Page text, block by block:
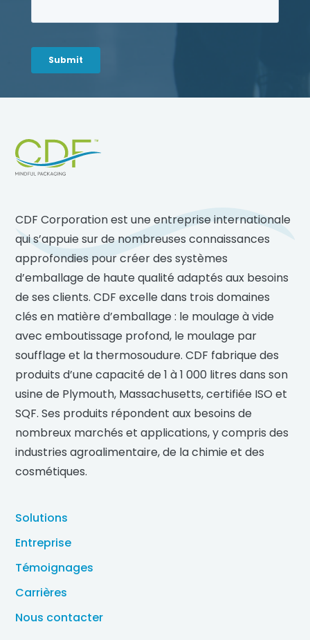
Footer
CDF Corporation est une entreprise internationale
qui s’appuie sur de nombreuses connaissances
approfondies pour créer des systèmes
d’emballage de haute qualité adaptés aux besoins
de ses clients. CDF excelle dans trois domaines
clés en matière d’emballage : le moulage à vide
avec emboutissage profond, le moulage par
soufflage et la thermosoudure. CDF fabrique des
produits d’une capacité de 1 à 1 000 litres dans son
usine de Plymouth, Massachusetts, certifiée ISO et
SQF. Ses produits répondent aux besoins de
nombreux marchés et applications, y compris des
industries agroalimentaire, de la chimie et des
cosmétiques.
Solutions
Entreprise
Témoignages
Carrières
Nous contacter